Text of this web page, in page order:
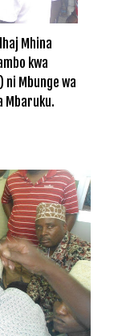
Mhina
kwa
Mbunge wa
Mbaruku.